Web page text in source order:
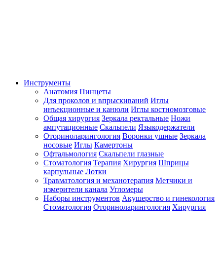
Инструменты
Анатомия Пинцеты
Для проколов и впрыскиваний Иглы
инъекционные и канюли Иглы костномозговые
Общая хирургия Зеркала ректальные Ножи
ампутационные Скальпели Языкодержатели
Оториноларингология Воронки ушные Зеркала
носовые Иглы Камертоны
Офтальмология Скальпели глазные
Стоматология Терапия Хирургия Шприцы
карпульные Лотки
Травматология и механотерапия Метчики и
измерители канала Угломеры
Наборы инструментов Акушерство и гинекология
Стоматология Оториноларингология Хирургия